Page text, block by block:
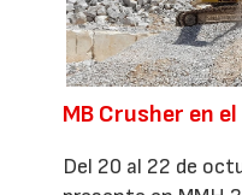
MB Crusher en
Del 20 al 22 de